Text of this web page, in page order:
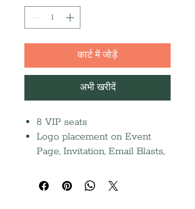
कार्ट में जोड़ें
अभी खरीदें
8 VIP seats
Logo placement on Event
Page, Invitation, Email Blasts,
Scree